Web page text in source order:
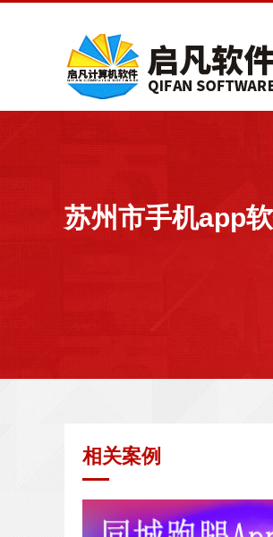
苏州市手机app
相关案例